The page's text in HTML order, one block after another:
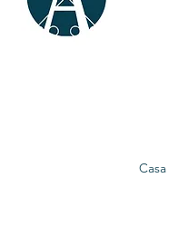
Casa